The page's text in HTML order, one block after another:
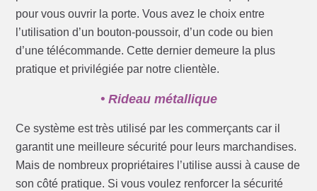
pour vous ouvrir la porte. Vous avez le choix entre
l’utilisation d’un bouton-poussoir, d’un code ou bien
d’une télécommande. Cette dernier demeure la plus
pratique et privilégiée par notre clientèle.
• Rideau métallique
Ce système est très utilisé par les commerçants car il
garantit une meilleure sécurité pour leurs marchandises.
Mais de nombreux propriétaires l’utilise aussi à cause de
son côté pratique. Si vous voulez renforcer la sécurité